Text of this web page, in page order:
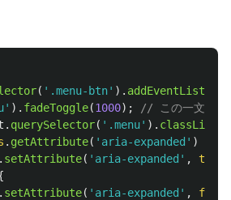
( ' .menu-btn' ). addEventListener
' ). fadeToggle(1000);
// この一文を追
. querySelector( ' .menu' ). classList
. getAttribute( ' aria-expanded ' )
. setAttribute( ' aria-expanded ' , true
. setAttribute( ' aria-expanded ' ,
false